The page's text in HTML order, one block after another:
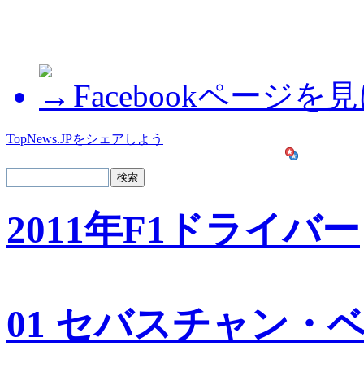
Facebookページを
TopNews.JPをシェアしよう
2011年F1ドライバー
01 セバスチャン・